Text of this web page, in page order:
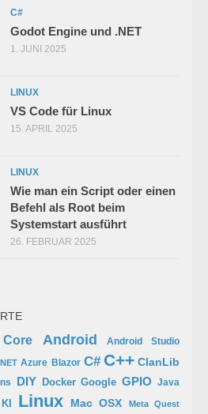
C#
Godot Engine und .NET
1. JUNI 2025
LINUX
VS Code für Linux
15. APRIL 2025
LINUX
Wie man ein Script oder einen
Befehl als Root beim
Systemstart ausführt
26. FEBRUAR 2025
Android Android Studio
Azure Blazor C# C++ ClanLib
DIY Docker Google GPIO Java
KI Linux Mac OSX Meta Quest